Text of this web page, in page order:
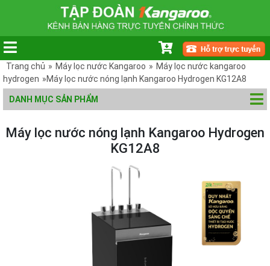
Trang chủ » Máy lọc nước Kangaroo » Máy lọc nước kangaroo
hydrogen »Máy lọc nước nóng lạnh Kangaroo Hydrogen KG12A8
DANH MỤC SẢN PHẨM
Máy lọc nước nóng lạnh Kangaroo Hydrogen
KG12A8